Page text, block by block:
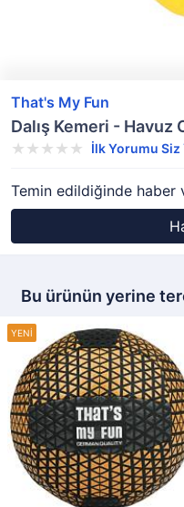
That's My Fun
Dalış Kemeri - Havuz
İlk Yorumu Siz
Temin edildiğinde haber
Bu ürünün yerine